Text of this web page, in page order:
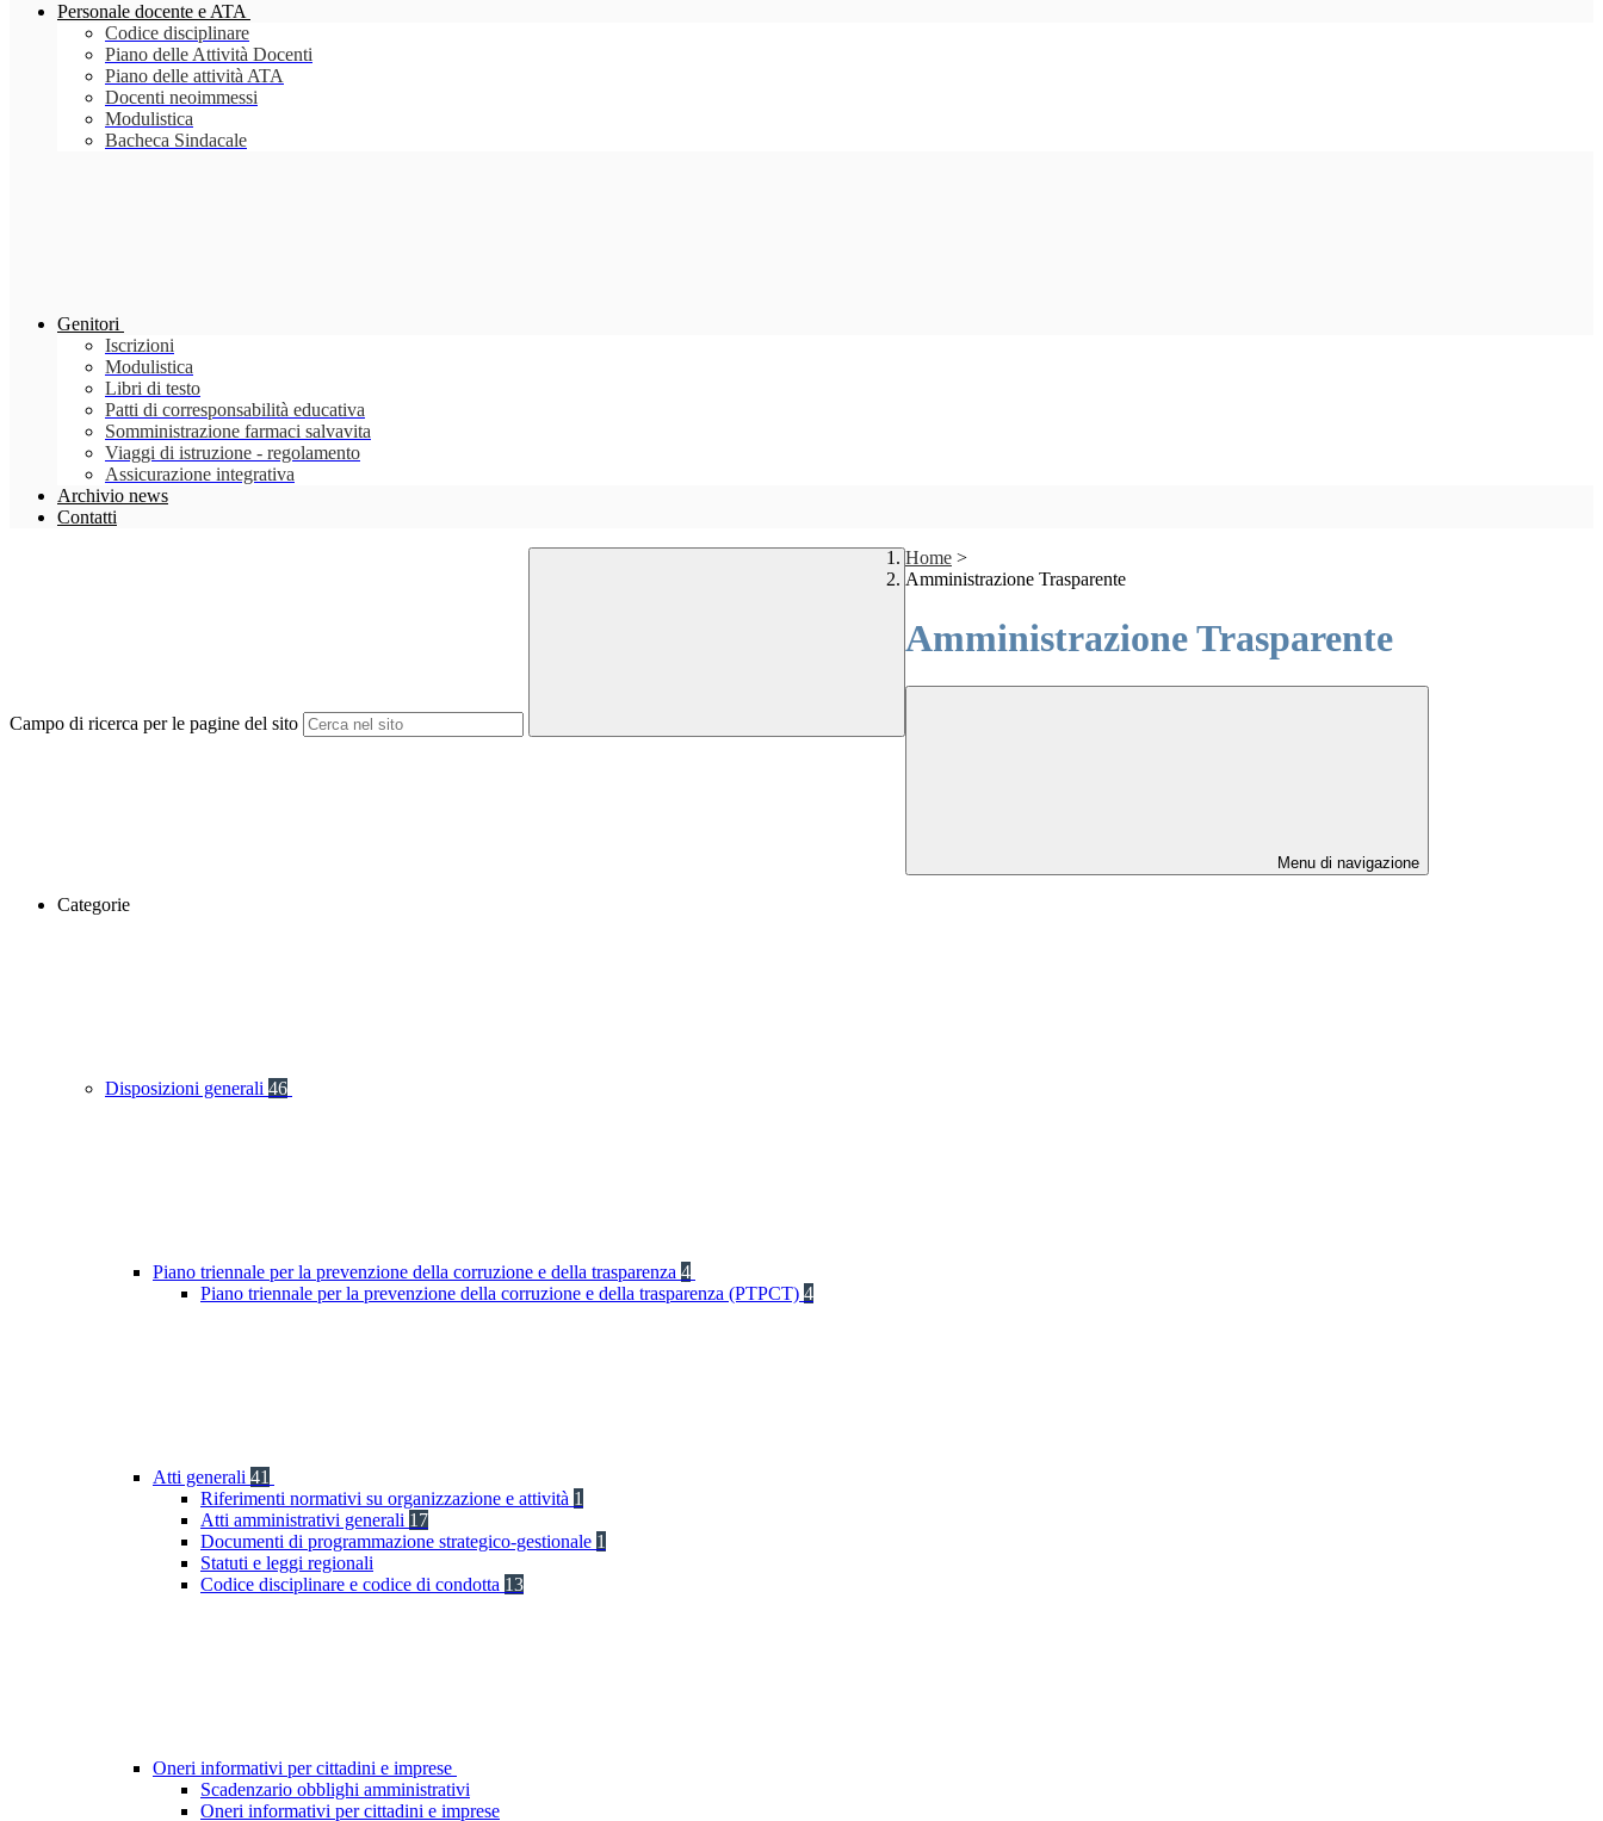
Personale docente e ATA
Codice disciplinare
Piano delle Attività Docenti
Piano delle attività ATA
Docenti neoimmessi
Modulistica
Bacheca Sindacale
Genitori
Iscrizioni
Modulistica
Libri di testo
Patti di corresponsabilità educativa
Somministrazione farmaci salvavita
Viaggi di istruzione - regolamento
Assicurazione integrativa
Archivio news
Contatti
Campo di ricerca per le pagine del sito
Home >
Amministrazione Trasparente
Amministrazione Trasparente
Menu di navigazione
Categorie
Disposizioni generali 46
Piano triennale per la prevenzione della corruzione e della trasparenza 4
Piano triennale per la prevenzione della corruzione e della trasparenza (PTPCT) 4
Atti generali 41
Riferimenti normativi su organizzazione e attività 1
Atti amministrativi generali 17
Documenti di programmazione strategico-gestionale 1
Statuti e leggi regionali
Codice disciplinare e codice di condotta 13
Oneri informativi per cittadini e imprese
Scadenzario obblighi amministrativi
Oneri informativi per cittadini e imprese